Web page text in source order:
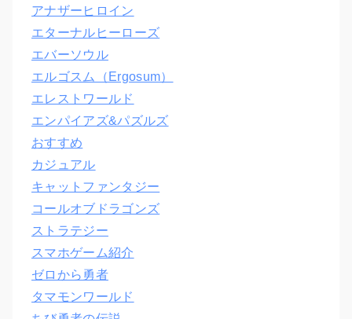
アナザーヒロイン
エターナルヒーローズ
エバーソウル
エルゴスム（Ergosum）
エレストワールド
エンパイアズ&パズルズ
おすすめ
カジュアル
キャットファンタジー
コールオブドラゴンズ
ストラテジー
スマホゲーム紹介
ゼロから勇者
タマモンワールド